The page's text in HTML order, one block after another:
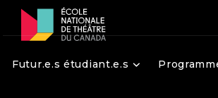
Futur.e.s étudiant.e.s